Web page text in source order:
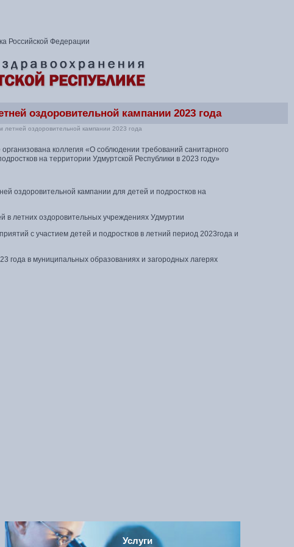
Российской Федерации
оздоровительной кампании 2023 года
летней оздоровительной кампании 2023 года
коллегия «О соблюдении требований санитарного
на территории Удмуртской Республики в 2023 году»
оздоровительной кампании для детей и подростков на
в летних оздоровительных учреждениях Удмуртии
с участием детей и подростков в летний период 2023года и
года в муниципальных образованиях и загородных лагерях
Услуги